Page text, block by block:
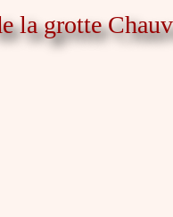
la grotte